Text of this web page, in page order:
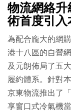
物流網絡
術首度引入
為配合龐大的網
港十八區的自營
及元朗佈局了五
履約體系。針對
京東物流推出了
享窗口式冷氣機